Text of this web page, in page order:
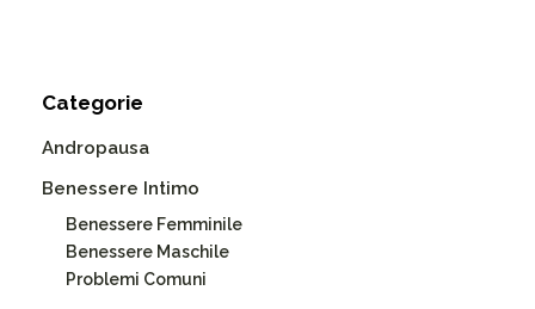
Categorie
Andropausa
Benessere Intimo
Benessere Femminile
Benessere Maschile
Problemi Comuni